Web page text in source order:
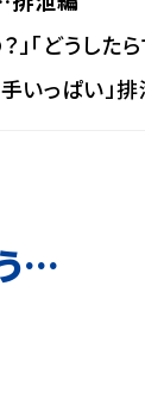
」「どうし
いっぱい」
…